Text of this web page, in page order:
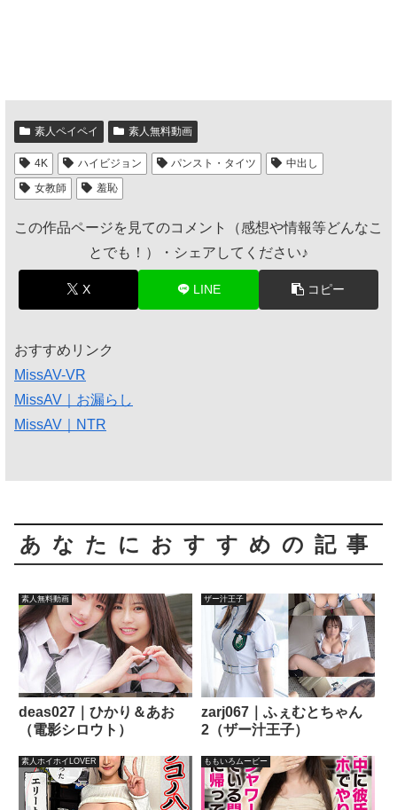
素人ペイペイ 素人無料動画
4K ハイビジョン パンスト・タイツ
中出し
女教師
羞恥
この作品ページを見てのコメント（感想や情報等どんなこ
とでも！）・シェアしてください♪
X LINE コピー
おすすめリンク
MissAV-VR
MissAV｜お漏らし
MissAV｜NTR
あなたにおすすめの記事
素人無料動画
deas027｜ひかり＆あお
（電影シロウト）
ザー汁王子
zarj067｜ふぇむとちゃん
2（ザー汁王子）
素人ホイホイLOVER ももいろムービー